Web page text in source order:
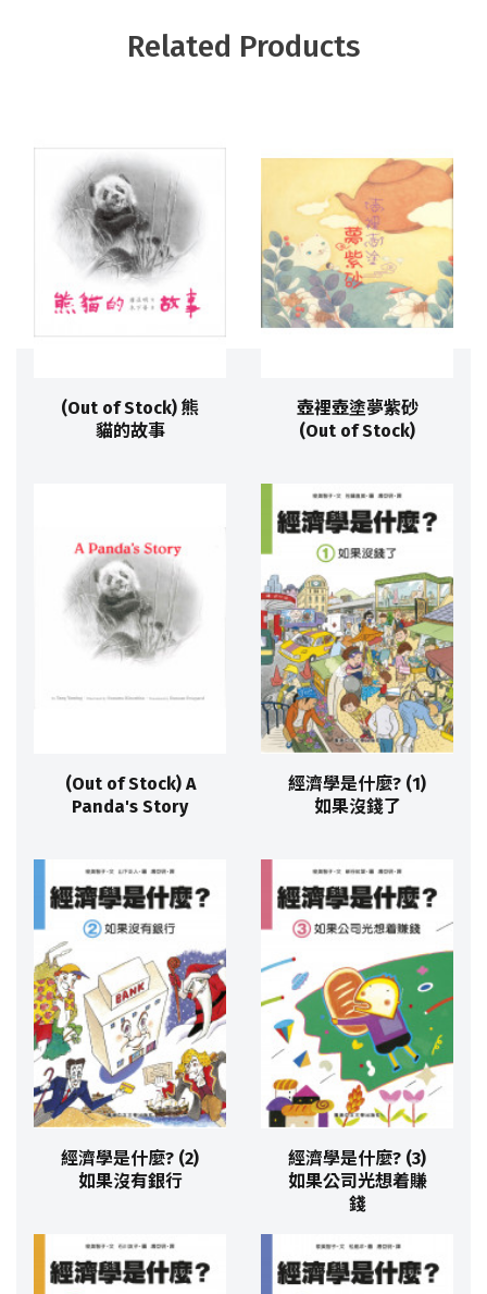
Related Products
(Out of Stock) 熊
貓的故事
壺裡壺塗夢紫砂
(Out of Stock)
(Out of Stock) A
Panda's Story
經濟學是什麼? (1)
如果沒錢了
經濟學是什麼? (2)
如果沒有銀行
經濟學是什麼? (3)
如果公司光想着賺
錢